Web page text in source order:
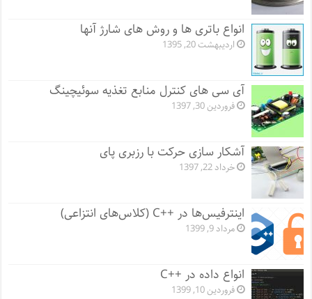
انواع باتری ها و روش های شارژ آنها
اردیبهشت 20, 1395
آی سی های کنترل منابع تغذیه سوئیچینگ
فروردین 30, 1397
آشکار سازی حرکت با رزبری پای
خرداد 22, 1397
اینترفیس‌ها در ++C (کلاس‌های انتزاعی)
مرداد 9, 1399
انواع داده در ++C
فروردین 10, 1399